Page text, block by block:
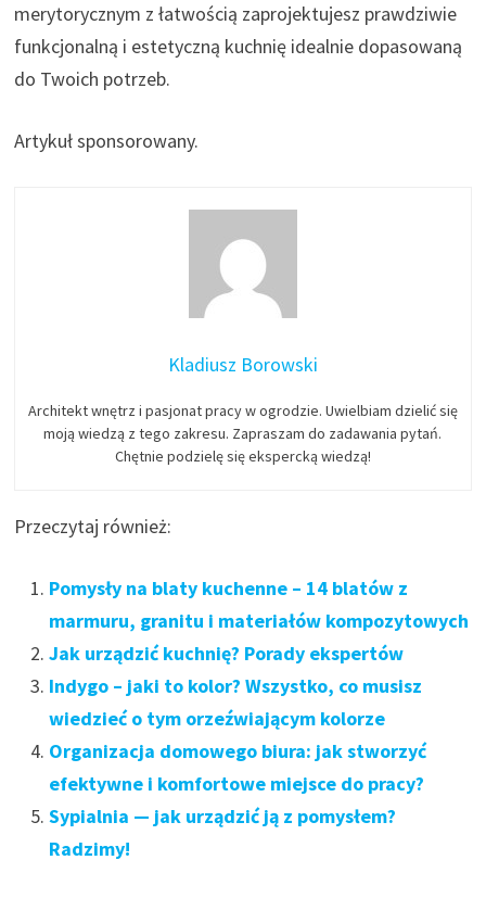
merytorycznym z łatwością zaprojektujesz prawdziwie
funkcjonalną i estetyczną kuchnię idealnie dopasowaną
do Twoich potrzeb.
Artykuł sponsorowany.
Kladiusz Borowski
Architekt wnętrz i pasjonat pracy w ogrodzie. Uwielbiam dzielić się
moją wiedzą z tego zakresu. Zapraszam do zadawania pytań.
Chętnie podzielę się ekspercką wiedzą!
Przeczytaj również:
Pomysły na blaty kuchenne – 14 blatów z
marmuru, granitu i materiałów kompozytowych
Jak urządzić kuchnię? Porady ekspertów
Indygo – jaki to kolor? Wszystko, co musisz
wiedzieć o tym orzeźwiającym kolorze
Organizacja domowego biura: jak stworzyć
efektywne i komfortowe miejsce do pracy?
Sypialnia — jak urządzić ją z pomysłem?
Radzimy!